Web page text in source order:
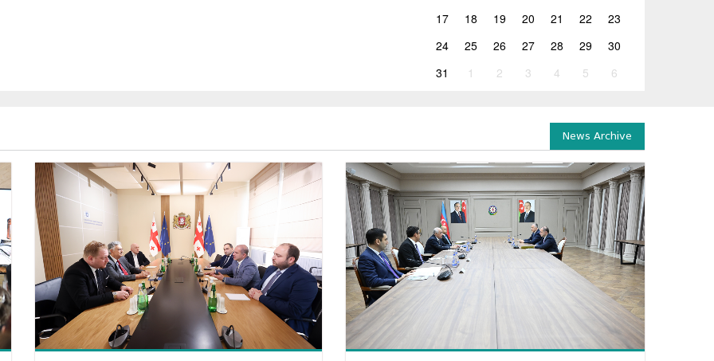
17
18 19 20 21 22
23
24
25 26 27 28 29
30
31
1 2 3 4 5 6
News Archive